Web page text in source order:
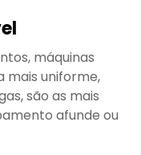
máquinas
mais uniforme,
são as mais
afunde ou